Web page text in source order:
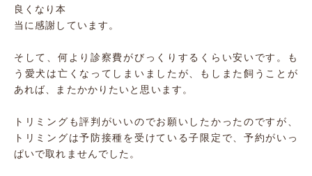
良くなり本
当に感謝しています。
そして、何より診察費がびっくりするくらい安いです。も
う愛犬は亡くなってしまいましたが、もしまた飼うことが
あれば、またかかりたいと思います。
トリミングも評判がいいのでお願いしたかったのですが、
トリミングは予防接種を受けている子限定で、予約がいっ
ぱいで取れませんでした。